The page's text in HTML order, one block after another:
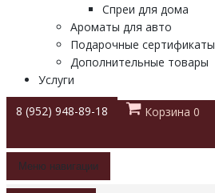
Спреи для дома
Ароматы для авто
Подарочные сертификаты
Дополнительные товары
Услуги
8 (952) 948-89-18 Корзина 0
Меню навигации